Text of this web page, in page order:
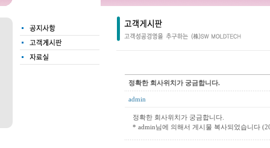
정확한 회사위치가 궁금합니다.
admin
정확한 회사위치가 궁금합니다.
* admin님에 의해서 게시물 복사되었습니다